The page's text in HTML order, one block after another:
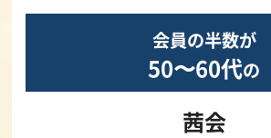
会員の半数が
50〜60代の
茜会